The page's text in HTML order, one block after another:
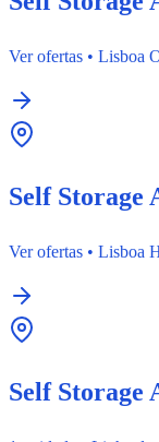
Ver ofertas • Lisboa
Self Storage
Ver ofertas • Lisboa
Self Storage